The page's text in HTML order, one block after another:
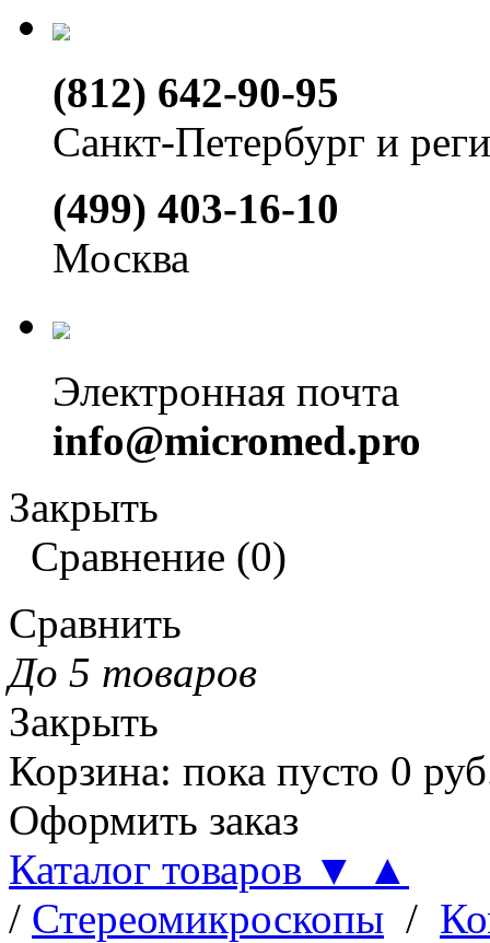
(812) 642-90-95
Санкт-Петербург и
(499) 403-16-10
Москва
Электронная почта
info@micromed.pro
Закрыть
Сравнение (0)
Сравнить
До 5 товаров
Закрыть
Корзина: пока пусто 0
Оформить заказ
Каталог товаров ▼
▲
/ Стереомикроскопы /